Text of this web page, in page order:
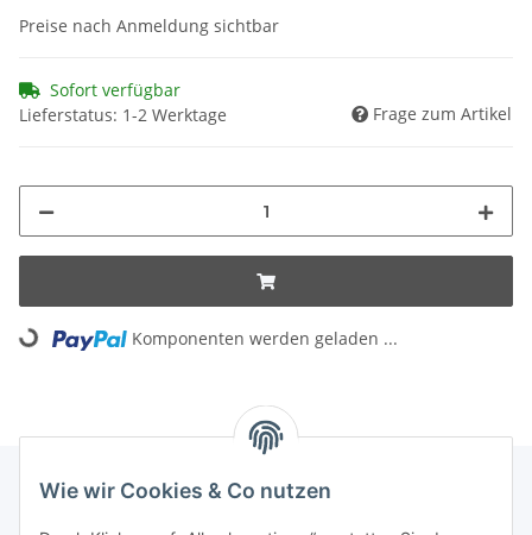
Preise nach Anmeldung sichtbar
Sofort verfügbar
Lieferstatus: 1-2 Werktage
Frage zum Artikel
Loading... Komponenten werden geladen ...
Wie wir Cookies & Co nutzen